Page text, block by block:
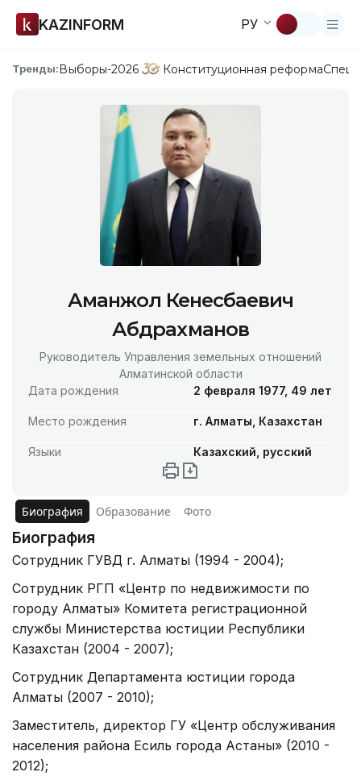
KAZINFORM РУ
Тренды:Выборы-2026 Конституционная реформа
Аманжол Кенесбаевич
Абдрахманов
Руководитель Управления земельных отношений
Алматинской области
Дата рождения
2 февраля 1977, 49 лет
Место рождения г. Алматы, Казахстан
Языки Казахский, русский
Биография Образование Фото
Биография
Сотрудник ГУВД г. Алматы (1994 - 2004);
Сотрудник РГП «Центр по недвижимости по
городу Алматы» Комитета регистрационной
службы Министерства юстиции Республики
Казахстан (2004 - 2007);
Сотрудник Департамента юстиции города
Алматы (2007 - 2010);
Заместитель, директор ГУ «Центр обслуживания
населения района Есиль города Астаны» (2010 -
2012);